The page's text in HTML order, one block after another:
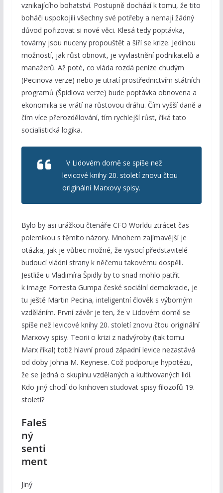
vznikajícího bohatství. Postupně dochází k tomu, že tito
boháči uspokojili všechny své potřeby a nemají žádný
důvod pořizovat si nové věci. Klesá tedy poptávka,
továrny jsou nuceny propouštět a šíří se krize. Jedinou
možností, jak růst obnovit, je vyvlastnění podnikatelů a
manažerů. Až poté, co vláda rozdá peníze chudým
(Pecinova verze) nebo je utratí prostřednictvím státních
programů (Špidlova verze) bude poptávka obnovena a
ekonomika se vrátí na růstovou dráhu. Čím vyšší daně a
čím více přerozdělování, tím rychlejší růst, říká tato
socialistická logika.
V Lidovém domě se spíše než
levicové knihy 20. století znovu čtou
originální Marxovy spisy.
Bylo by asi urážkou čtenáře CFO Worldu ztrácet čas
polemikou s těmito názory. Mnohem zajímavější je
otázka, jak je vůbec možné, že vysocí představitelé
budoucí vládní strany k něčemu takovému dospěli.
Jestliže u Vladimíra Špidly by to snad mohlo patřit
k image Forresta Gumpa české sociální demokracie, je
tu ještě Martin Pecina, inteligentní člověk s výborným
vzděláním. První závěr je ten, že v Lidovém domě se
spíše než levicové knihy 20. století znovu čtou originální
Marxovy spisy. Teorii o krizi z nadvýroby (tak tomu
Marx říkal) totiž hlavní proud západní levice nezastává
od doby Johna M. Keynese. Což podporuje hypotézu,
že se jedná o skupinu vzdělaných a kultivovaných lidí.
Kdo jiný chodí do knihoven studovat spisy filozofů 19.
století?
Faleš
ný
senti
ment
Jiný